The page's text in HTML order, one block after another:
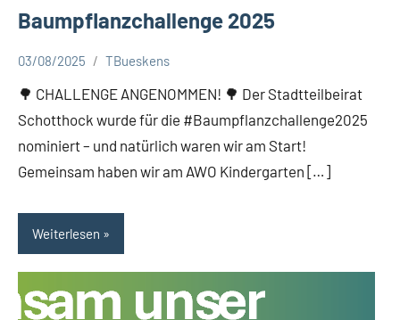
Baumpflanzchallenge 2025
03/08/2025 TBueskens
🌳 CHALLENGE ANGENOMMEN! 🌳 Der Stadtteilbeirat
Schotthock wurde für die #Baumpflanzchallenge2025
nominiert – und natürlich waren wir am Start!
Gemeinsam haben wir am AWO Kindergarten […]
Weiterlesen